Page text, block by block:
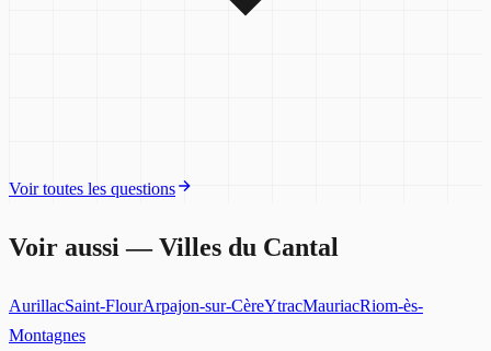
Voir toutes les questions
Voir aussi — Villes du Cantal
AurillacSaint-FlourArpajon-sur-CèreYtracMauriacRiom-ès-
Montagnes